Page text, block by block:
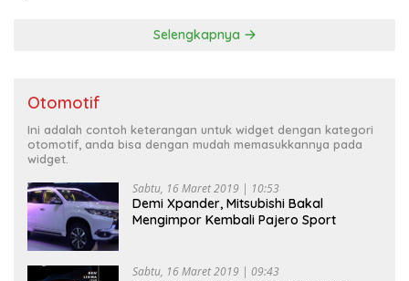
Selengkapnya
Otomotif
Ini adalah contoh keterangan untuk widget dengan kategori
otomotif, anda bisa dengan mudah memasukkannya pada
widget.
Sabtu, 16 Maret 2019 | 10:53
Demi Xpander, Mitsubishi Bakal
Mengimpor Kembali Pajero Sport
Sabtu, 16 Maret 2019 | 09:43